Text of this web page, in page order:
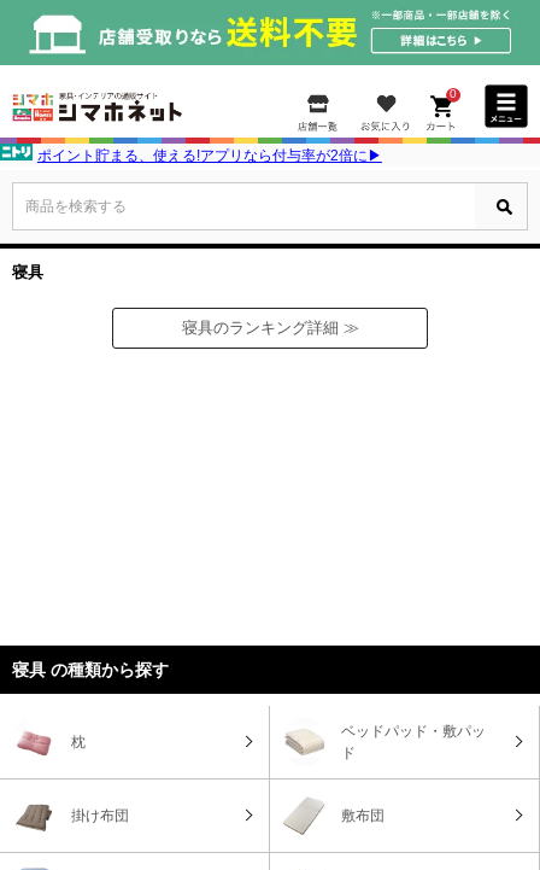
0
ポイント貯まる、使える!アプリなら付与率が2倍に▶
商品を検索する
寝具
寝具のランキング詳細 ≫
寝具 の種類から探す
枕
ベッドパッド・敷パッ
ド
掛け布団 敷布団